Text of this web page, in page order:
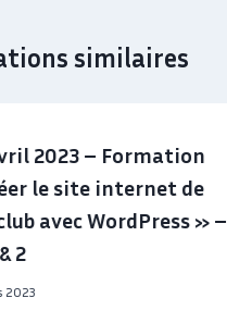
similaires
2023 – Formation
le site internet de
avec WordPress » –
2
2023